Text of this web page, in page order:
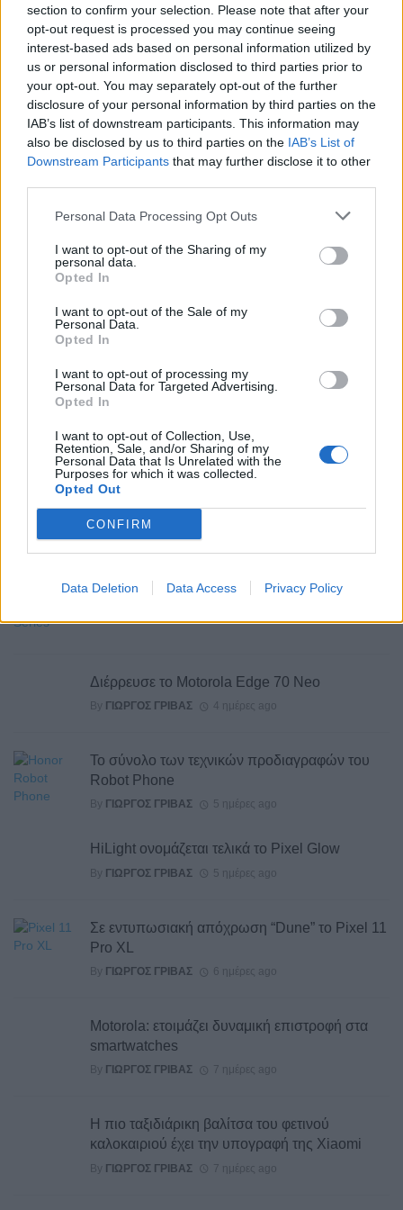
section to confirm your selection. Please note that after your
opt-out request is processed you may continue seeing
interest-based ads based on personal information utilized by
us or personal information disclosed to third parties prior to
your opt-out. You may separately opt-out of the further
disclosure of your personal information by third parties on the
IAB’s list of downstream participants. This information may
also be disclosed by us to third parties on the IAB’s List of
Downstream Participants that may further disclose it to other
Personal Data Processing Opt Outs
I want to opt-out of the Sharing of my
personal data.
Opted In
I want to opt-out of the Sale of my
Personal Data.
Opted In
I want to opt-out of processing my
Personal Data for Targeted Advertising.
Opted In
I want to opt-out of Collection, Use,
Retention, Sale, and/or Sharing of my
Personal Data that Is Unrelated with the
Purposes for which it was collected.
Opted Out
CONFIRM
Data Deletion Data Access Privacy Policy
via]
Posted
in
MOBILES NEWS
Tagged
with
smartphones ΗΠΑ
YOU MAY ALSO LIKE
By ΓΙΏΡΓΟΣ ΓΡΊΒΑΣ 3 ημέρες ago
Η σειρά Samsung Galaxy Z αποσπά θετικές
κριτικές από διάφορα media στην Ευρώπη
By P.KYPRAIOS
Samsung
Διέρρευσε το Motorola Edge 70 Neo
By ΓΙΏΡΓΟΣ ΓΡΊΒΑΣ 4 ημέρες ago
Το σύνολο των τεχνικών προδιαγραφών του
Robot Phone
By ΓΙΏΡΓΟΣ ΓΡΊΒΑΣ 5 ημέρες ago
HiLight ονομάζεται τελικά το Pixel Glow
By ΓΙΏΡΓΟΣ ΓΡΊΒΑΣ 5 ημέρες ago
Σε εντυπωσιακή απόχρωση “Dune” το Pixel 11
Pro XL
By ΓΙΏΡΓΟΣ ΓΡΊΒΑΣ 6 ημέρες ago
Motorola: ετοιμάζει δυναμική επιστροφή στα
smartwatches
By ΓΙΏΡΓΟΣ ΓΡΊΒΑΣ 7 ημέρες ago
Η πιο ταξιδιάρικη βαλίτσα του φετινού
καλοκαιριού έχει την υπογραφή της Xiaomi
By ΓΙΏΡΓΟΣ ΓΡΊΒΑΣ 7 ημέρες ago